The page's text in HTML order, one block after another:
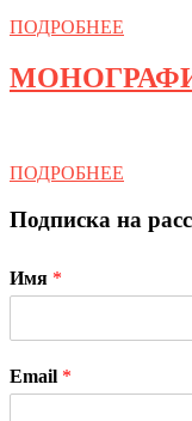
ПОДРОБНЕЕ
ПОДРОБНЕЕ
Подписка на
Имя *
Email *